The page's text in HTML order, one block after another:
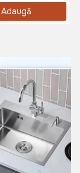
Adaugă